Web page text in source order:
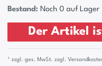
Bestand: Noch 0 auf Lager
Der Artikel
* zzgl. ges. MwSt. zzgl.